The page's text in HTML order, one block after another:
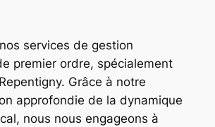
services de gestion
premier ordre, spécialement
Grâce à notre
approfondie de la dynamique
nous nous engageons à